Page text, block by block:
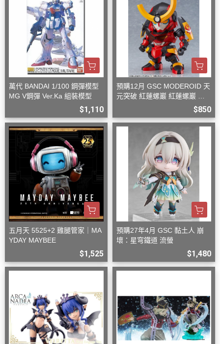
萬代 BANDAI 1/100 鋼彈模型
MG V鋼彈 Ver.Ka 組裝模型
$1,110
預購12月 GSC MODEROID 天
元突破 紅蓮螺巖 紅蓮螺巖 再
$850
五月天 5525+2 雞腿管家｜MA
YDAY MAYBEE
$1,525
預購27年4月 GSC 黏土人 崩
壞：星穹鐵道 流螢
$1,480